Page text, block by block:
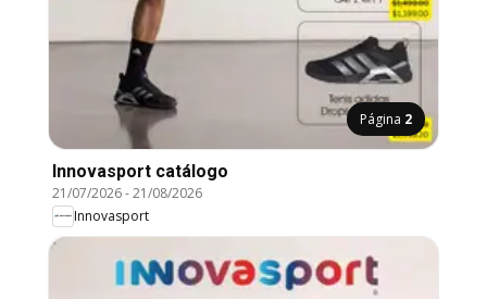
Página 2
Innovasport catálogo
21/07/2026-21/08/2026
Innovasport